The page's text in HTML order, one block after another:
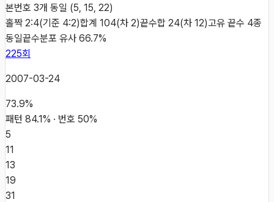
본번호 3개 동일 (5, 15, 22)
홀짝 2:4(기준 4:2)합계 104(차 2)끝수합 24(차 12)고유 끝수 4종
동일끝수분포 유사 66.7%
225회
2007-03-24
73.9%
패턴 84.1% · 번호 50%
5
11
13
19
31